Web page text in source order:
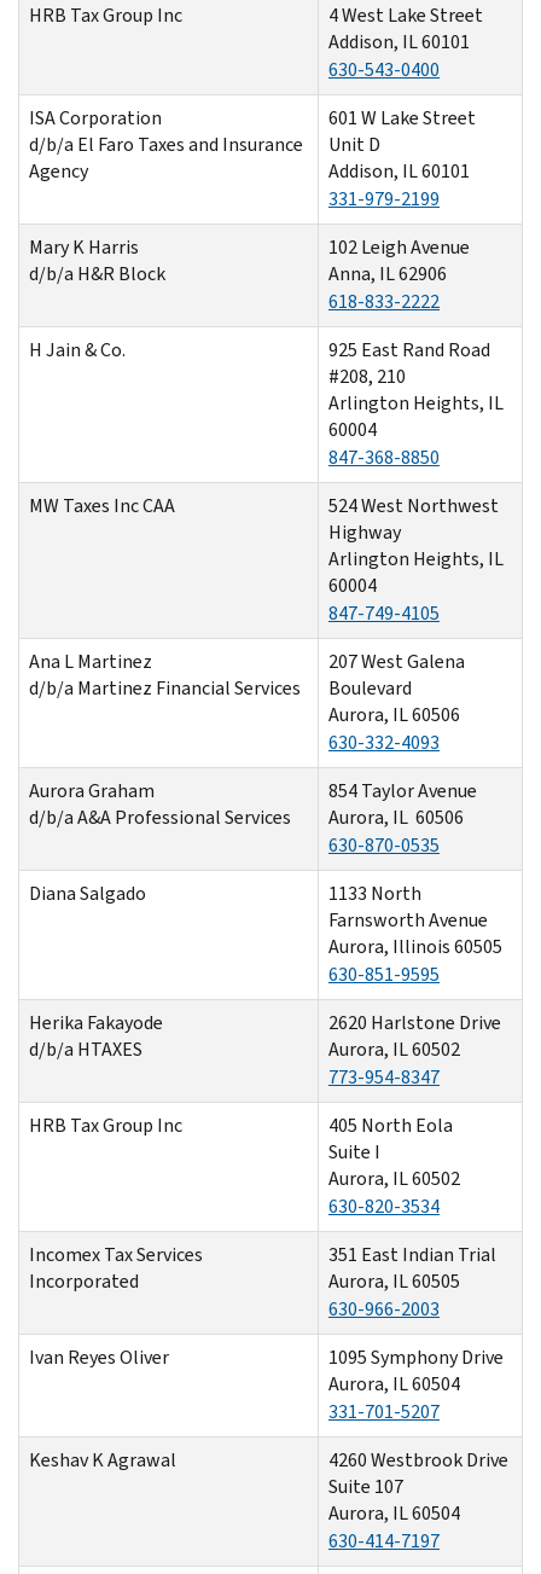
HRB Tax Group Inc
4 West Lake Street
Addison, IL 60101
630-543-0400
ISA Corporation
d/b/a El Faro Taxes and Insurance
Agency
601 W Lake Street
Unit D
Addison, IL 60101
331-979-2199
Mary K Harris
d/b/a H&R Block
102 Leigh Avenue
Anna, IL 62906
618-833-2222
H Jain & Co.
925 East Rand Road
#208, 210
Arlington Heights, IL
60004
847-368-8850
MW Taxes Inc CAA
524 West Northwest
Highway
Arlington Heights, IL
60004
847-749-4105
Ana L Martinez
d/b/a Martinez Financial Services
207 West Galena
Boulevard
Aurora, IL 60506
630-332-4093
Aurora Graham
d/b/a A&A Professional Services
854 Taylor Avenue
Aurora, IL 60506
630-870-0535
Diana Salgado
1133 North
Farnsworth Avenue
Aurora, Illinois 60505
630-851-9595
Herika Fakayode
d/b/a HTAXES
2620 Harlstone Drive
Aurora, IL 60502
773-954-8347
HRB Tax Group Inc
405 North Eola
Suite I
Aurora, IL 60502
630-820-3534
Incomex Tax Services
Incorporated
351 East Indian Trial
Aurora, IL 60505
630-966-2003
Ivan Reyes Oliver
1095 Symphony Drive
Aurora, IL 60504
331-701-5207
Keshav K Agrawal
4260 Westbrook Drive
Suite 107
Aurora, IL 60504
630-414-7197